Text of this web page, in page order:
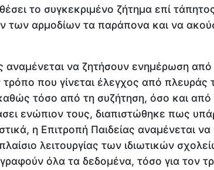
το συγκεκριμένο ζήτημα επί
των αρμοδίων τα παράπονα και να
αναμένεται να ζητήσουν ενημέρωση από
τρόπο που γίνεται έλεγχος από πλευράς
τόσο από τη συζήτηση, όσο και από
ενώπιον τους, διαπιστώθηκε πως
η Επιτροπή Παιδείας αναμένεται να
λειτουργίας των ιδιωτικών
όλα τα δεδομένα, τόσο για τον